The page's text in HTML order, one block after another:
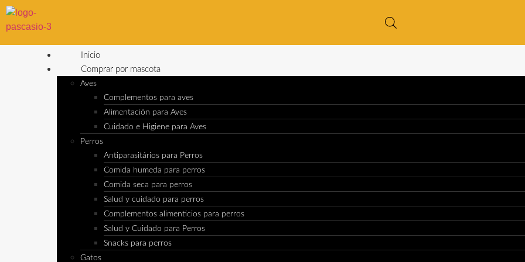
Inicio
Comprar por mascota
Aves
Complementos para aves
Alimentación para Aves
Cuidado e Higiene para Aves
Perros
Antiparasitários para Perros
Comida humeda para perros
Comida seca para perros
Salud y cuidado para perros
Complementos alimenticios para perros
Salud y Cuidado para Perros
Snacks para perros
Gatos